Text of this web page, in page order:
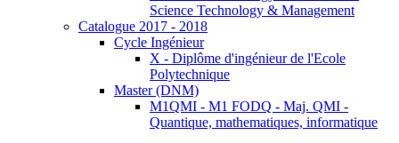
Science Technology & Management
Catalogue 2017 - 2018
Cycle Ingénieur
X - Diplôme d'ingénieur de l'Ecole
Polytechnique
Master (DNM)
M1QMI - M1 FODQ - Maj. QMI -
Quantique, mathematiques, informatique